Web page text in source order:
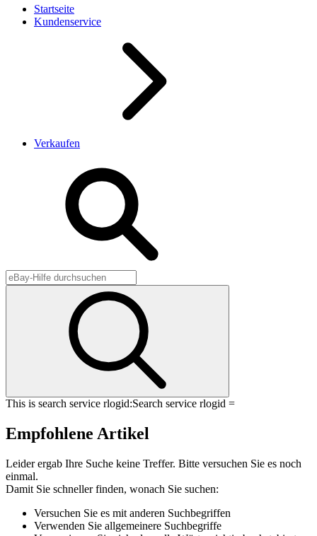
Startseite
Kundenservice
Verkaufen
This is search service rlogid:Search service rlogid =
Empfohlene Artikel
Leider ergab Ihre Suche keine Treffer. Bitte versuchen Sie es noch
einmal.
Damit Sie schneller finden, wonach Sie suchen:
Versuchen Sie es mit anderen Suchbegriffen
Verwenden Sie allgemeinere Suchbegriffe